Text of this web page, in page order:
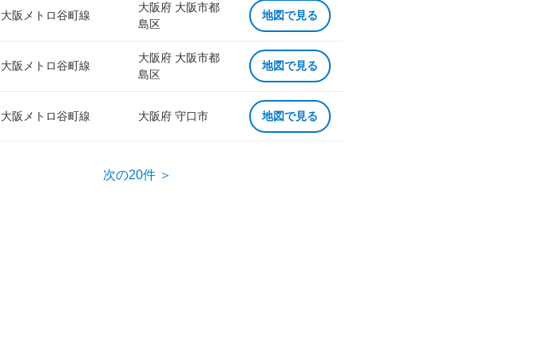
大阪メトロ谷町線
大阪府 大阪市都
島区
地図で見る
大阪メトロ谷町線
大阪府 大阪市都
島区
地図で見る
大阪メトロ谷町線 大阪府 守口市 地図で見る
次の20件 ＞